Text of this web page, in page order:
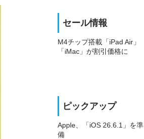
セール情報
M4チップ搭載「iPad Air」
「iMac」が割引価格に
ピックアップ
Apple、「iOS 26.6.1」を準
備